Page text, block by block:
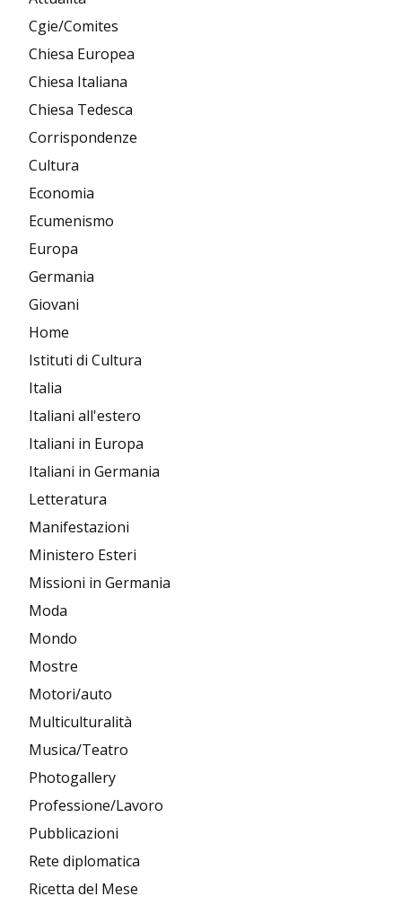
Cgie/Comites
Chiesa Europea
Chiesa Italiana
Chiesa Tedesca
Corrispondenze
Cultura
Economia
Ecumenismo
Europa
Germania
Giovani
Home
Istituti di Cultura
Italia
Italiani all'estero
Italiani in Europa
Italiani in Germania
Letteratura
Manifestazioni
Ministero Esteri
Missioni in Germania
Moda
Mondo
Mostre
Motori/auto
Multiculturalità
Musica/Teatro
Photogallery
Professione/Lavoro
Pubblicazioni
Rete diplomatica
Ricetta del Mese